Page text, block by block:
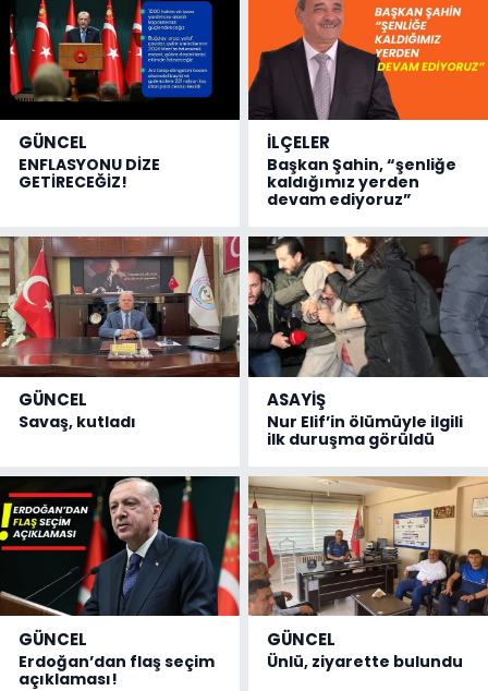
GÜNCEL
ENFLASYONU DİZE
GETİRECEĞİZ!
İLÇELER
Başkan Şahin, “şenliğe
kaldığımız yerden
devam ediyoruz”
GÜNCEL
Savaş, kutladı
ASAYİŞ
Nur Elif’in ölümüyle ilgili
ilk duruşma görüldü
GÜNCEL
Erdoğan’dan flaş seçim
açıklaması!
GÜNCEL
Ünlü, ziyarette bulundu